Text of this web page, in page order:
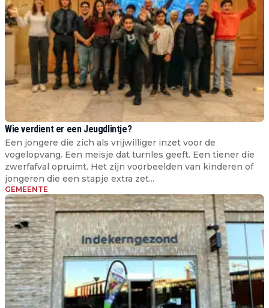
Wie verdient er een Jeugdlintje?
Een jongere die zich als vrijwilliger inzet voor de
vogelopvang. Een meisje dat turnles geeft. Een tiener die
zwerfafval opruimt. Het zijn voorbeelden van kinderen of
jongeren die een stapje extra zet...
GEMEENTE